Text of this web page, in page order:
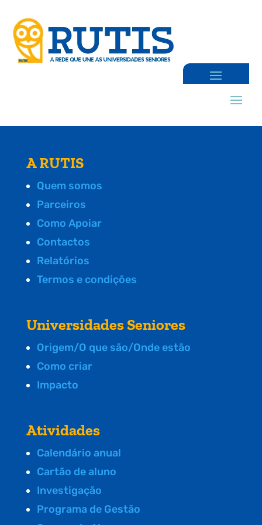
A RUTIS
Quem somos
Parceiros
Como Apoiar
Contactos
Relatórios
Termos e condições
Universidades Seniores
Origem/O que são/Onde estão
Como criar
Impacto
Atividades
Calendário anual
Cartão de aluno
Investigação
Programa de Gestão